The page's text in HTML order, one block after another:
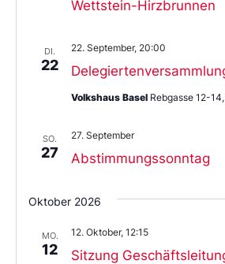
Wettstein-Hirzbrunnen
DI.
22
22. September, 20:00
Volkshaus Basel Rebgasse 12-
SO.
27 Abstimmungssonntag
27. September
Oktober 2026
MO.
12 Sitzung
12. Oktober, 12:15